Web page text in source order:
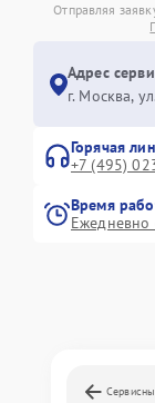
Отправляя
Адрес
г. Москва,
Горячая
+7 (495)
Время
Ежедневно